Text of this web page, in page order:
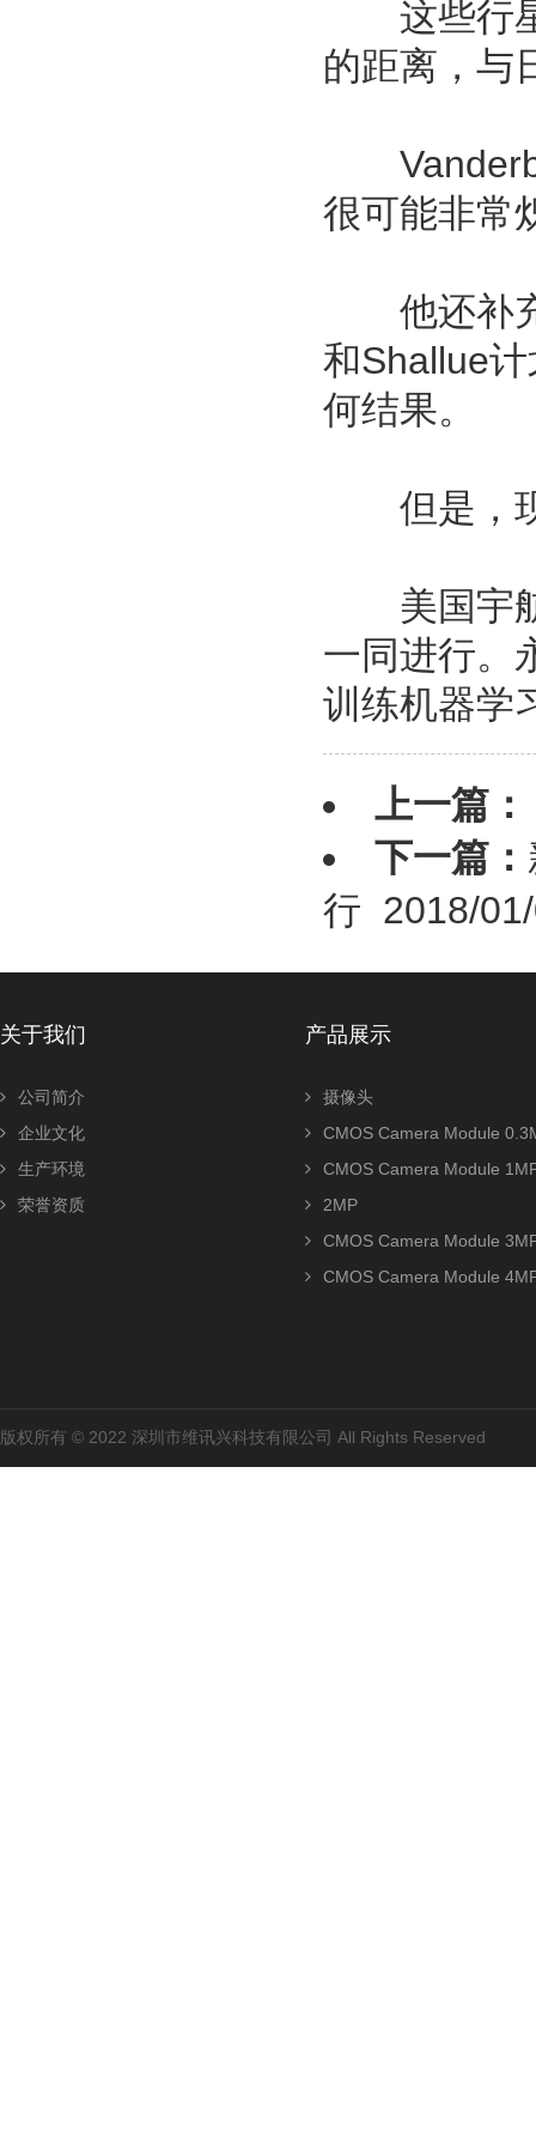
这些行星
的距离，与
很可能非常
他还补充
和Shallue
何结果。
但是，现
美国宇航
一同进行。
训练机器学
上一篇：
下一篇：
行 2018/
关于我们
公司简介
企业文化
生产环境
荣誉资质
产品展示
摄像头
CMOS Camera Module
CMOS Camera Module
2MP
CMOS Camera Module
CMOS Camera Module
版权所有 © 2022 深圳市维讯兴科技有限公司 All Rights Reserved